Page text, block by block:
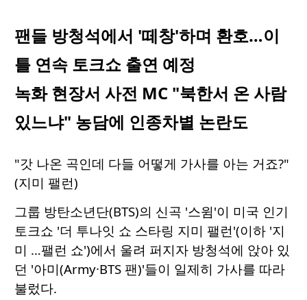
팬들 방청석에서 '떼창'하며 환호…이
틀 연속 토크쇼 출연 예정
녹화 현장서 사전 MC "북한서 온 사람
있느냐" 농담에 인종차별 논란도
"갓 나온 곡인데 다들 어떻게 가사를 아는 거죠?"
(지미 팰런)
그룹 방탄소년단(BTS)의 신곡 '스윔'이 미국 인기
토크쇼 '더 투나잇 쇼 스타링 지미 팰런'(이하 '지
미 …팰런 쇼')에서 울려 퍼지자 방청석에 앉아 있
던 '아미(Army·BTS 팬)'들이 일제히 가사를 따라
불렀다.